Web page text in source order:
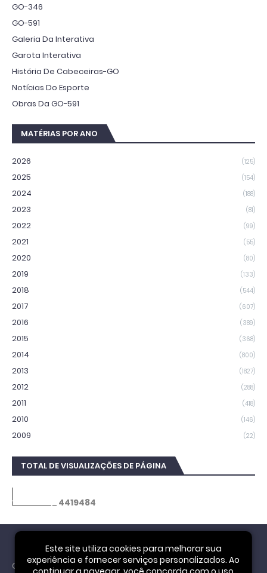
GO-346
GO-591
Galeria Da Interativa
Garota Interativa
História De Cabeceiras-GO
Notícias Do Esporte
Obras Da GO-591
MATÉRIAS POR ANO
2026 (125)
2025 (154)
2024 (188)
2023 (81)
2022 (99)
2021 (55)
2020 (80)
2019 (133)
2018 (544)
2017 (607)
2016 (389)
2015 (368)
2014 (800)
2013 (1827)
2012 (288)
2011 (418)
2010 (146)
2009 (22)
TOTAL DE VISUALIZAÇÕES DE PÁGINA
4419484
Cookie Notice
Este site utiliza cookies para melhorar sua
experiência e fornecer serviços personalizados. Ao